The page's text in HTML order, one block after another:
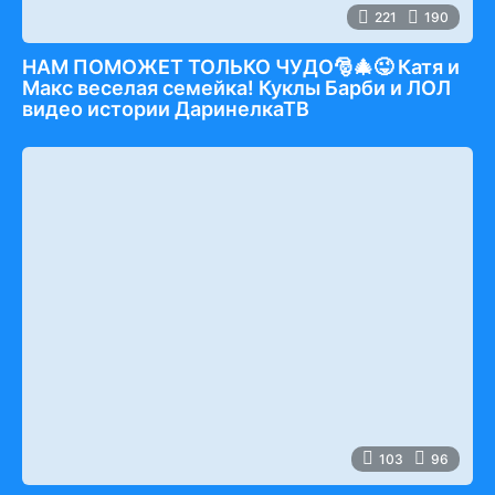
221 190
НАМ ПОМОЖЕТ ТОЛЬКО ЧУДО🎅🎄😜 Катя и
Макс веселая семейка! Куклы Барби и ЛОЛ
видео истории ДаринелкаТВ
103 96